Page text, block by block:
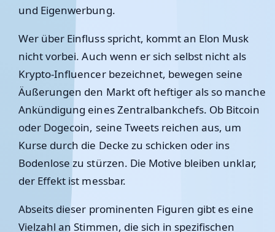
und Eigenwerbung.
Wer über Einfluss spricht, kommt an Elon Musk
nicht vorbei. Auch wenn er sich selbst nicht als
Krypto-Influencer bezeichnet, bewegen seine
Äußerungen den Markt oft heftiger als so manche
Ankündigung eines Zentralbankchefs. Ob Bitcoin
oder Dogecoin, seine Tweets reichen aus, um
Kurse durch die Decke zu schicken oder ins
Bodenlose zu stürzen. Die Motive bleiben unklar,
der Effekt ist messbar.
Abseits dieser prominenten Figuren gibt es eine
Vielzahl an Stimmen, die sich in spezifischen